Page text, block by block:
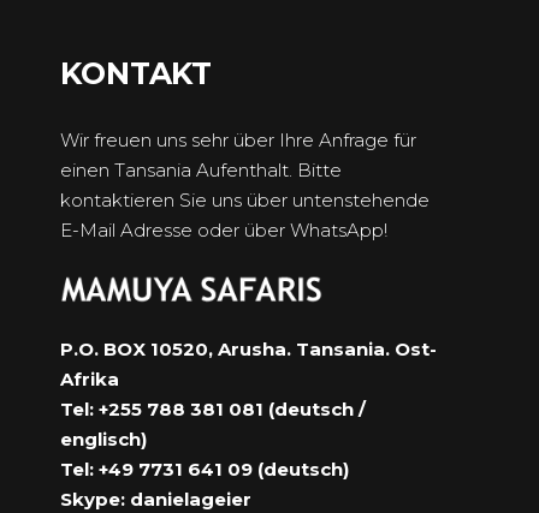
KONTAKT
Wir freuen uns sehr über Ihre Anfrage für
einen Tansania Aufenthalt. Bitte
kontaktieren Sie uns über untenstehende
E-Mail Adresse oder über WhatsApp!
P.O. BOX 10520, Arusha. Tansania. Ost-
Afrika
Tel: +255 788 381 081 (deutsch /
englisch)
Tel: +49 7731 641 09 (deutsch)
Skype: danielageier